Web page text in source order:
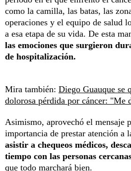
como la camilla, las batas, las
operaciones y el equipo de salud
a esa etapa de su vida. De esta
las emociones que surgieron
de hospitalización.
Mira también: Diego Guauque se
dolorosa pérdida por cáncer: "Me
Asimismo, aprovechó el mensaje
importancia de prestar atención a
asistir a chequeos médicos,
tiempo con las personas
que todo marchará bien.